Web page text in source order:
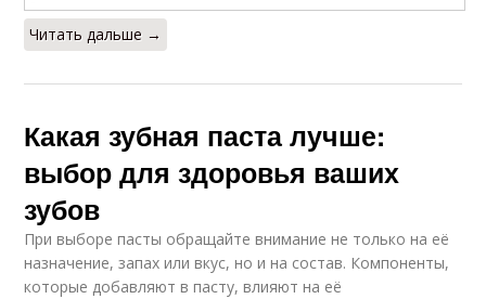
Читать дальше →
Какая зубная паста лучше:
выбор для здоровья ваших
зубов
При выборе пасты обращайте внимание не только на её
назначение, запах или вкус, но и на состав. Компоненты,
которые добавляют в пасту, влияют на её